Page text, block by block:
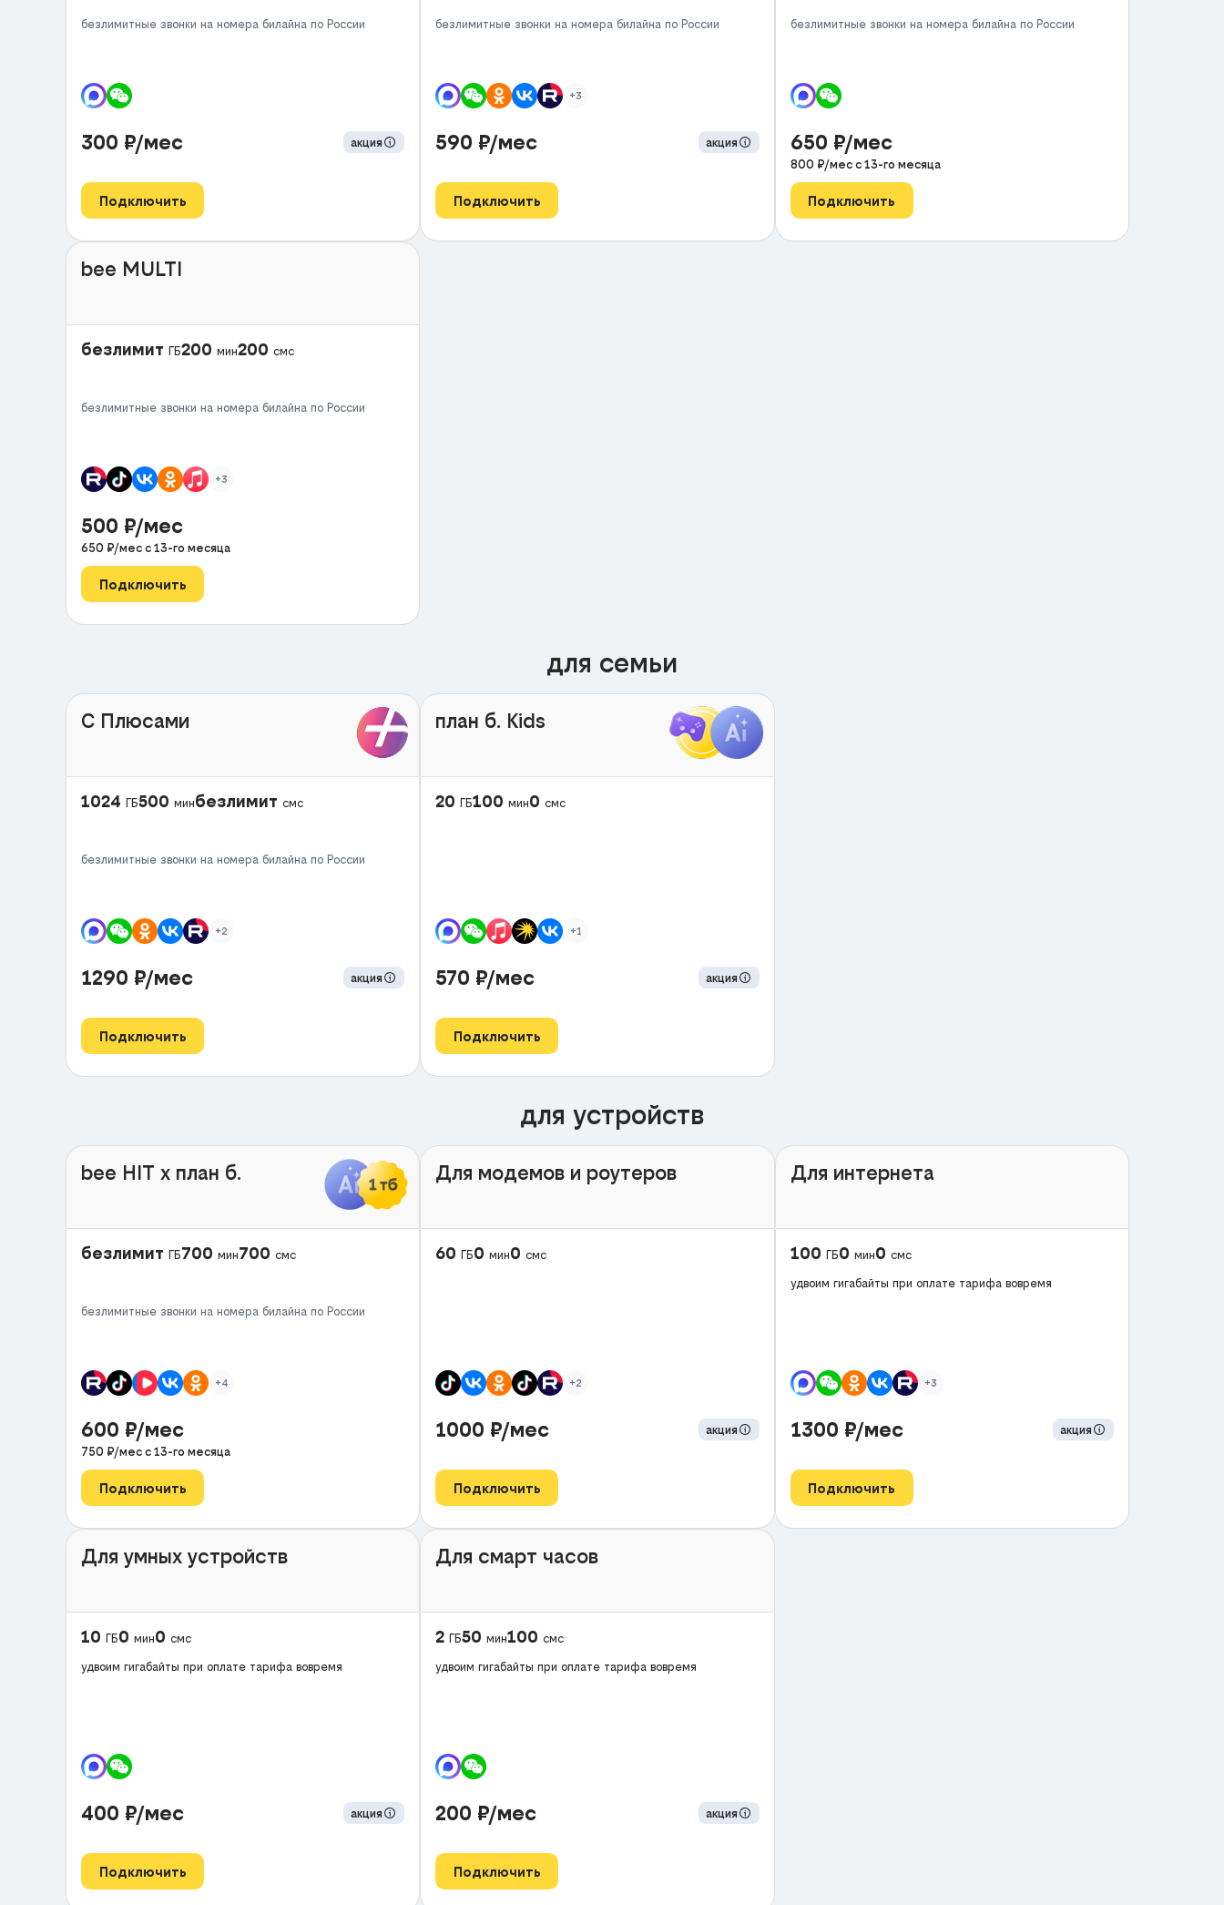
безлимитные звонки на номера билайна по России
300 ₽/мес акция
Подключить
безлимитные звонки на номера билайна по России
+3
590 ₽/мес акция
Подключить
безлимитные звонки на номера билайна по России
650 ₽/мес
800 ₽/мес с 13-го месяца
Подключить
bee MULTI
безлимит ГБ200 мин200 смс
безлимитные звонки на номера билайна по России
+3
500 ₽/мес
650 ₽/мес с 13-го месяца
Подключить
для семьи
С Плюсами
1024 ГБ500 минбезлимит смс
безлимитные звонки на номера билайна по России
+2
1290 ₽/мес акция
Подключить
план б. Kids
20 ГБ100 мин0 смс
+1
570 ₽/мес акция
Подключить
для устройств
bee HIT x план б.
безлимит ГБ700 мин700 смс
безлимитные звонки на номера билайна по России
+4
600 ₽/мес
750 ₽/мес с 13-го месяца
Подключить
Для модемов и роутеров
60 ГБ0 мин0 смс
+2
1000 ₽/мес акция
Подключить
Для интернета
100 ГБ0 мин0 смс
удвоим гигабайты при оплате тарифа вовремя
+3
1300 ₽/мес акция
Подключить
Для умных устройств
10 ГБ0 мин0 смс
удвоим гигабайты при оплате тарифа вовремя
400 ₽/мес акция
Подключить
Для смарт часов
2 ГБ50 мин100 смс
удвоим гигабайты при оплате тарифа вовремя
200 ₽/мес акция
Подключить